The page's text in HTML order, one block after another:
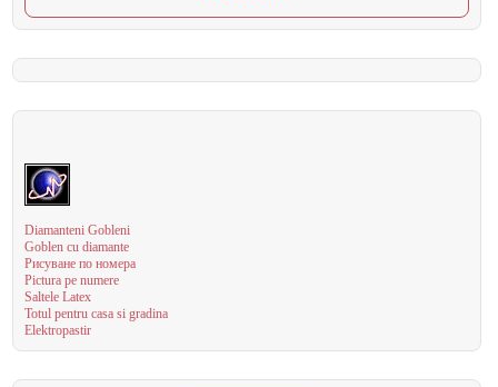
Diamanteni Gobleni
Goblen cu diamante
Рисуване по номера
Pictura pe numere
Saltele Latex
Totul pentru casa si gradina
Elektropastir